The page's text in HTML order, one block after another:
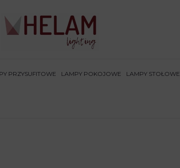
PRZYSUFITOWE LAMPY POKOJOWE LAMPY STOŁOWE